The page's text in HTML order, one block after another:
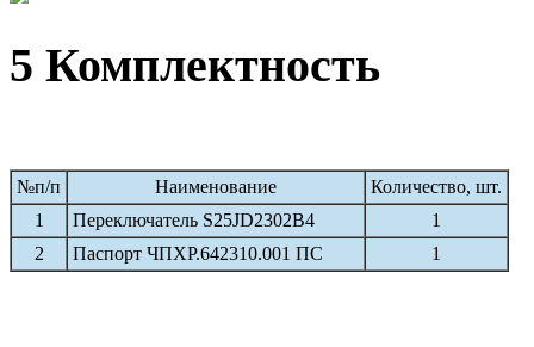
5 Комплектность
№п/п Наименование
Количество, шт.
1
Переключатель S25JD2302B4
1
2
Паспорт ЧПХР.642310.001 ПС 1